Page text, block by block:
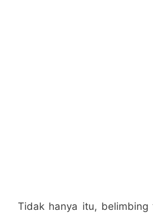
Tidak hanya itu, belimbing